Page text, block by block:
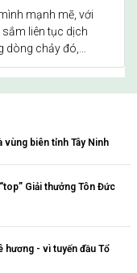
mạnh mẽ, với
liên tục dịch
dòng chảy đó,
sống hàng ngày,
vùng biên tỉnh Tây Ninh
Giải thưởng Tôn Đức
hương - vì tuyến đầu Tổ